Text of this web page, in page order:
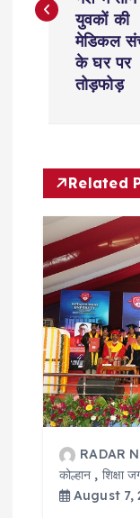
v
g
a
t
युवकों की
मेडिकल
के घर पर
तोड़फोड़
Related
RADAR
कोल्हान , शिक्षा
August 7,